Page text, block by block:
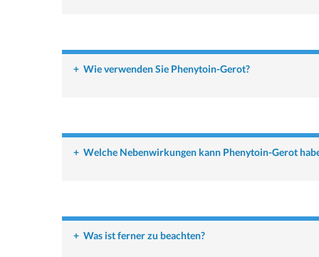
+ Wie verwenden Sie Phenytoin-Gerot?
+ Welche Nebenwirkungen kann Phenytoin-Gerot
+ Was ist ferner zu beachten?